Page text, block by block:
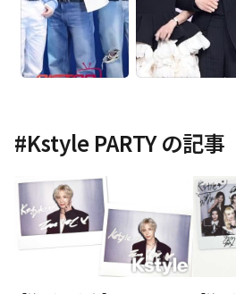
#Kstyle PARTYの記事